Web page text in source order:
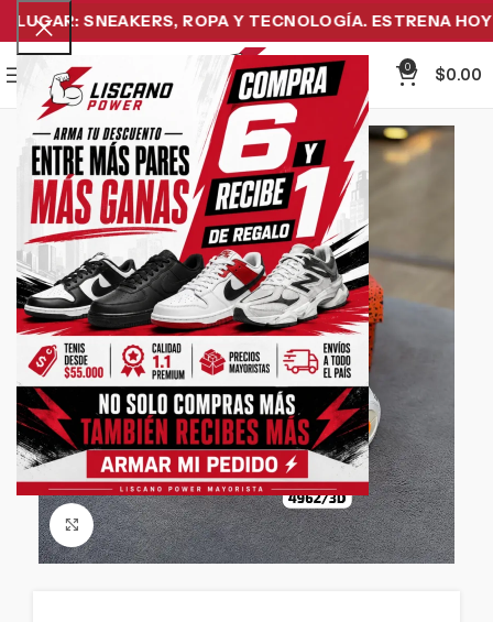
SNEAKERS, ROPA Y TECNOLOGÍA. ESTRENA HOY Y
Menu
0
$0.00
Click to enlarge